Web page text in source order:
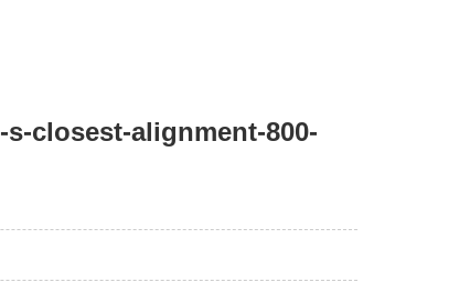
closest-alignment-800-